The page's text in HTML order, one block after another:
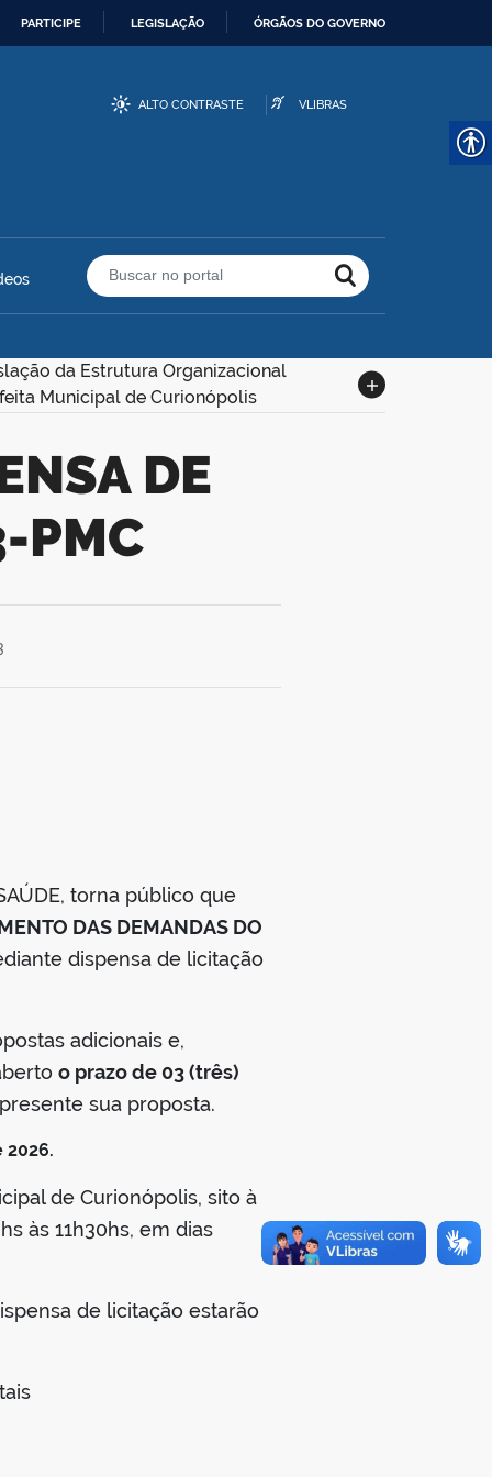
PARTICIPE LEGISLAÇÃO ÓRGÃOS DO GOVERNO
ALTO CONTRASTE VLIBRAS
Buscar no portal
da Estrutura Organizacional
Municipal de Curionópolis
PMC
torna público que
DAS DEMANDAS DO
dispensa de licitação
adicionais e,
o prazo de 03 (três)
sua proposta.
2026.
de Curionópolis, sito à
às 11h30hs, em dias
de licitação estarão